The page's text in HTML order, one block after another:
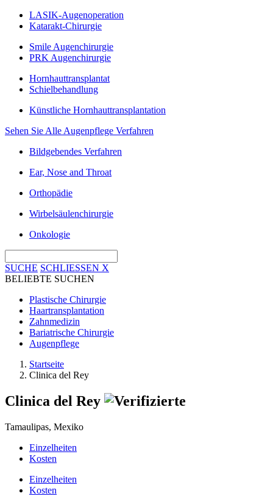
LASIK-Augenoperation
Katarakt-Chirurgie
Smile Augenchirurgie
PRK Augenchirurgie
Hornhauttransplantat
Schielbehandlung
Künstliche Hornhauttransplantation
Sehen Sie Alle Augenpflege Verfahren
Bildgebendes Verfahren
Ear, Nose and Throat
Orthopädie
Wirbelsäulenchirurgie
Onkologie
SUCHE SCHLIESSEN X
BELIEBTE SUCHEN
Plastische Chirurgie
Haartransplantation
Zahnmedizin
Bariatrische Chirurgie
Augenpflege
Startseite
Clinica del Rey
Clinica del Rey
Tamaulipas, Mexiko
Einzelheiten
Kosten
Einzelheiten
Kosten